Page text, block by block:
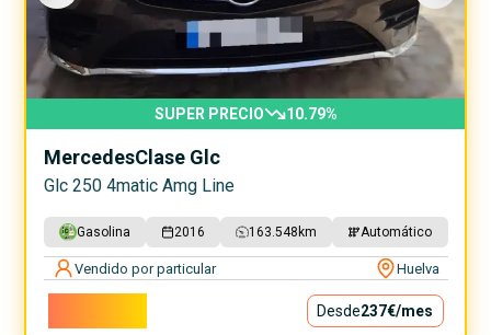
SUPER PRECIO 10.79%
MercedesClase Glc
Glc 250 4matic Amg Line
Gasolina 2016 163.548 km Automático
Vendido por particular Huelva
Desde237€/mes